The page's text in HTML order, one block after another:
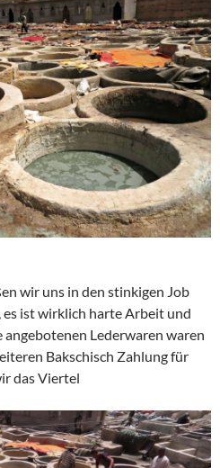
wir uns in den stinkigen Job
ist wirklich harte Arbeit und
Lederwaren waren
Bakschisch Zahlung für
das Viertel